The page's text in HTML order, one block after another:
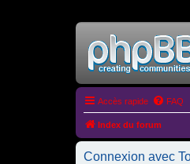
Accès rapide FAQ
Index du forum
Connexion avec